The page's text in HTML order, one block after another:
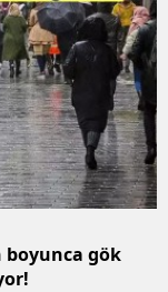
boyunca gök